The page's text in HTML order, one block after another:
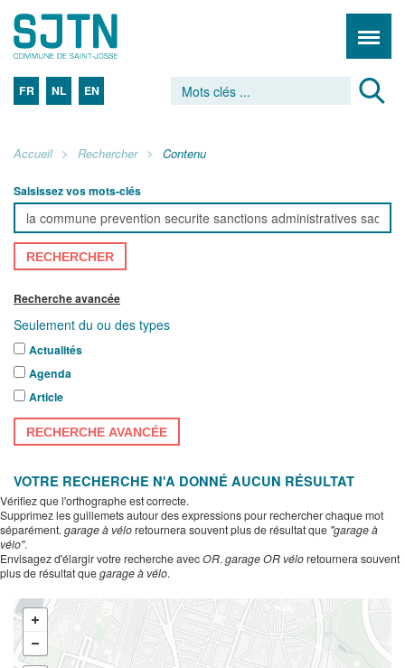
FR NL EN
Accueil Rechercher Contenu
Saisissez vos mots-clés
RECHERCHER
Recherche avancée
Seulement du ou des types
Actualités
Agenda
Article
RECHERCHE AVANCÉE
VOTRE RECHERCHE N'A DONNÉ AUCUN RÉSULTAT
Vérifiez que l'orthographe est correcte.
Supprimez les guillemets autour des expressions pour rechercher chaque mot
séparément. garage à véloretournera souvent plus de résultat que "garage à
vélo".
Envisagez d'élargir votre recherche avecOR. garage OR véloretournera souvent
plus de résultat quegarage à vélo.